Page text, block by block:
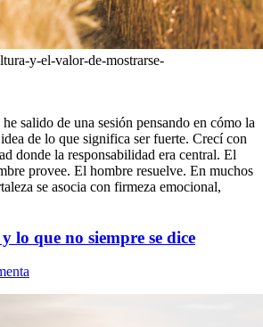
y-el-valor-de-mostrarse-
salido de una sesión pensando en cómo la
de lo que significa ser fuerte. Crecí con
donde la responsabilidad era central. El
provee. El hombre resuelve. En muchos
se asocia con firmeza emocional,
lo que no siempre se dice